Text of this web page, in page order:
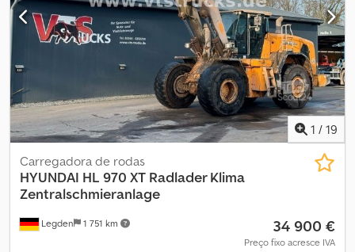
Dwsdpfozrfvxex Ac Nsa linhas hidráulicas adicionais altura máxima
de elevação da caçamba: 370 cm capacidade da caçamba: 2,5 m³
A máquina foi adquirida e revisada no centro de serviço Hyundai.
100% livre de acidentes Estado técnico e visual perfeito. Usada
por apenas 1 proprietário desde nova.
1 / 19
Legden 1 751 km
Carregadora de rodas
HYUNDAI HL 970 XT Radlader Klima
Zentralschmieranlage
34 900 €
Preço fixo acresce IVA